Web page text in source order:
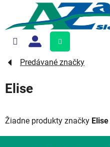
obsah
Nákupný
košík
Predávané značky
Elise
Žiadne produkty značky Elise